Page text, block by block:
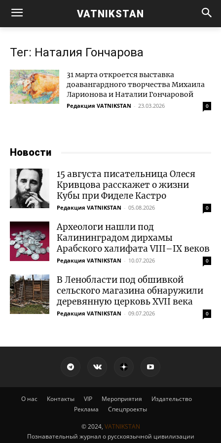
VATNIKSTAN
Тег: Наталия Гончарова
31 марта откроется выставка
доавангардного творчества Михаила
Ларионова и Наталии Гончаровой
Редакция VATNIKSTAN - 23.03.2026 0
Новости
15 августа писательница Олеся
Кривцова расскажет о жизни
Кубы при Фиделе Кастро
Редакция VATNIKSTAN - 05.08.2026 0
Археологи нашли под
Калининградом дирхамы
Арабского халифата VIII–IX веков
Редакция VATNIKSTAN - 10.07.2026 0
В Ленобласти под обшивкой
сельского магазина обнаружили
деревянную церковь XVII века
Редакция VATNIKSTAN - 09.07.2026 0
О нас Контакты VIP Мероприятия
Издательство
Реклама
Спецпроекты
© 2024, VATNIKSTAN
Познавательный журнал о русскоязычной цивилизации